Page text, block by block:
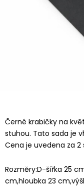
Černé krabičky na
stuhou. Tato sada je
Cena je uvedena za 2
Rozměry:D-šířka 25
cm,hloubka 23